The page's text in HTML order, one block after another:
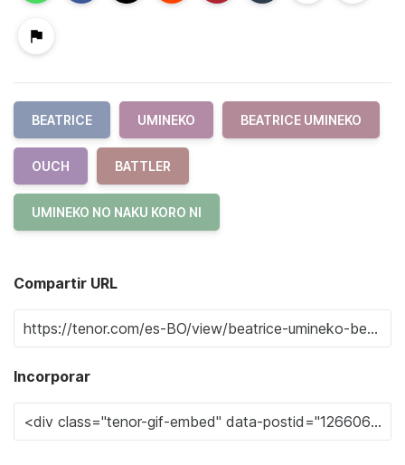
BEATRICE UMINEKO BEATRICE UMINEKO
OUCH BATTLER
UMINEKO NO NAKU KORO NI
Compartir URL
Incorporar